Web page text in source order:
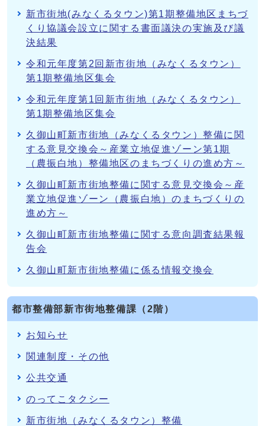
新市街地(みなくるタウン)第1期整備地区まちづ
くり協議会設立に関する書面議決の実施及び議
決結果
令和元年度第2回新市街地（みなくるタウン）
第1期整備地区集会
令和元年度第1回新市街地（みなくるタウン）
第1期整備地区集会
久御山町新市街地（みなくるタウン）整備に関
する意見交換会～産業立地促進ゾーン第1期
（農振白地）整備地区のまちづくりの進め方～
久御山町新市街地整備に関する意見交換会～産
業立地促進ゾーン（農振白地）のまちづくりの
進め方～
久御山町新市街地整備に関する意向調査結果報
告会
久御山町新市街地整備に係る情報交換会
都市整備部新市街地整備課（2階）
お知らせ
関連制度・その他
公共交通
のってこタクシー
新市街地（みなくるタウン）整備